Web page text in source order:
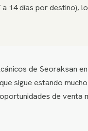
14 días por destino),
de Seoraksan
sigue estando
de venta